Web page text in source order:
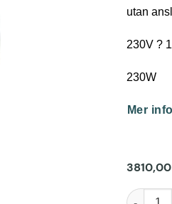
utan
230V ?
230W
Mer
3810,00